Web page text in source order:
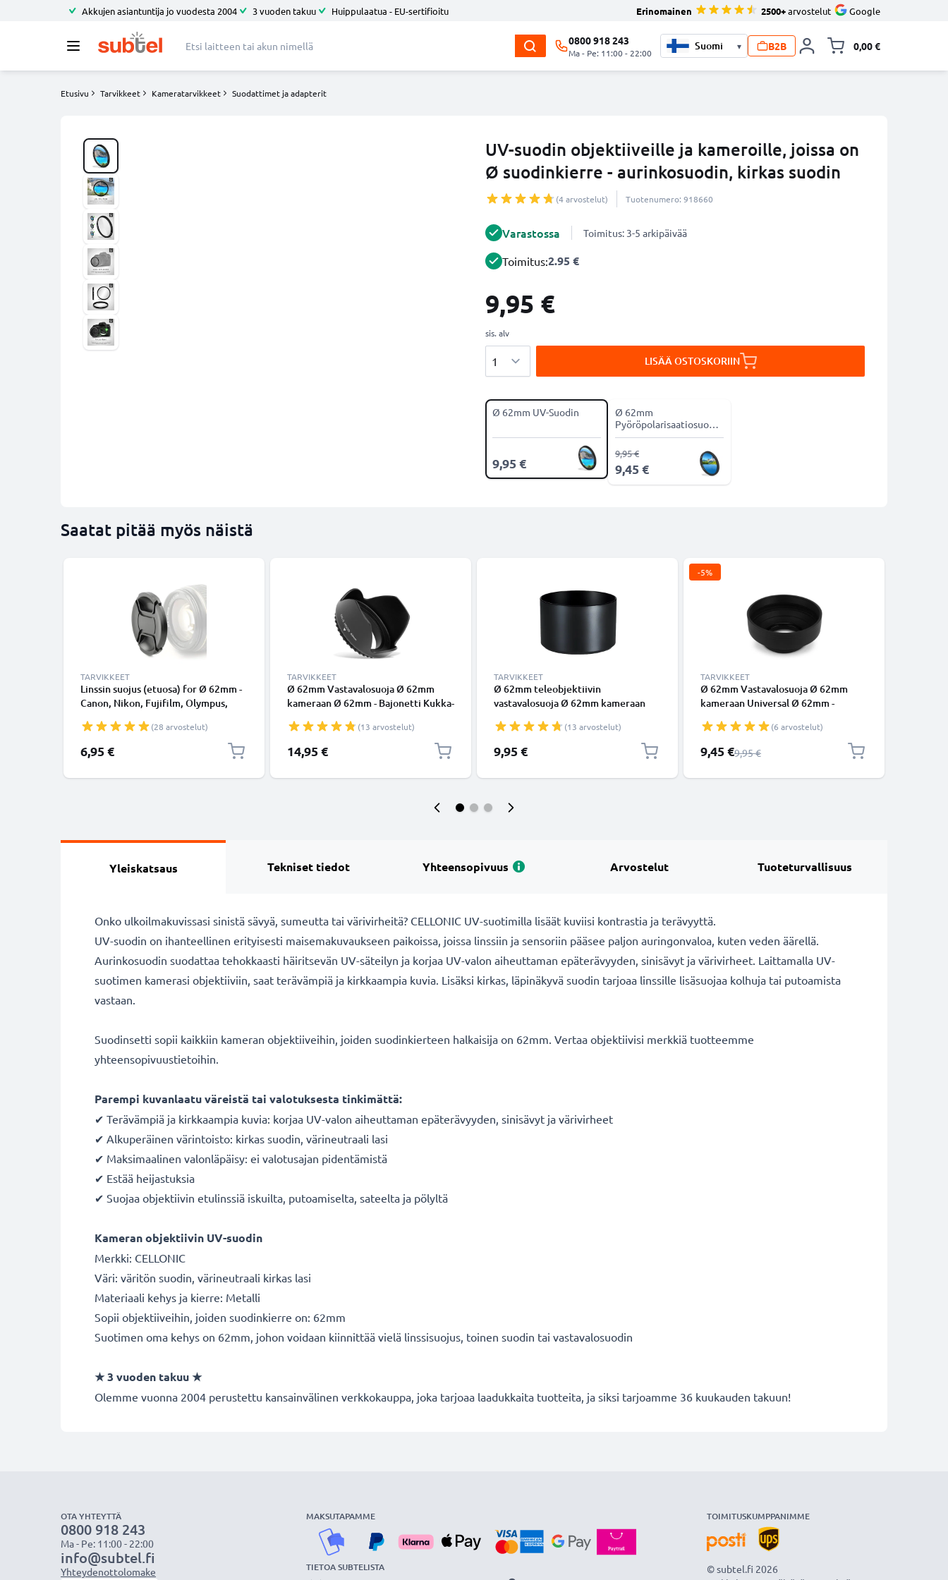
Akkujen asiantuntija jo vuodesta 2004 3 vuoden takuu Huippulaatua - EU-sertifioitu Erinomainen 2500+arvostelut Google
0800 918 243
Ma - Pe: 11:00 - 22:00
▾ B2B 0,00 €
Etusivu Tarvikkeet Kameratarvikkeet Suodattimet ja adapterit
UV-suodin objektiiveille ja kameroille, joissa on
Ø suodinkierre - aurinkosuodin, kirkas suodin
(4 arvostelut) Tuotenumero: 918660
Varastossa Toimitus: 3-5 arkipäivää
Toimitus:2.95 €
9,95 €
sis. alv
LISÄÄ OSTOSKORIIN
Ø 62mm UV-Suodin
9,95 €
Ø 62mm
Pyöröpolarisaatiosuodin
CPL-suodin
9,45 €
9,95 €
Saatat pitää myös näistä
TARVIKKEET
Linssin suojus (etuosa) for Ø 62mm -
Canon, Nikon, Fujifilm, Olympus,
Inside handle / Central Pinch Suojus
Kansi
(28 arvostelut)
6,95 €
TARVIKKEET
Ø 62mm Vastavalosuoja Ø 62mm
kameraan Ø 62mm - Bajonetti Kukka-
vastavalosuoja tuotemerkiltä
CELLONIC
(13 arvostelut)
14,95 €
TARVIKKEET
Ø 62mm teleobjektiivin
vastavalosuoja Ø 62mm kameraan
suodinkierteeseen kiinnitettävä
pyöreä vastavalosuoja tuotemerkiltä
CELLONIC
(13 arvostelut)
9,95 €
-5%
TARVIKKEET
Ø 62mm Vastavalosuoja Ø 62mm
kameraan Universal Ø 62mm -
pyöreä vastavalosuoja tuotemerkiltä
CELLONIC
(6 arvostelut)
Erikoishinta
9,45 €Normaali hinta
9,95 €
Yleiskatsaus Tekniset tiedot Yhteensopivuus Arvostelut Tuoteturvallisuus
Onko ulkoilmakuvissasi sinistä sävyä, sumeutta tai värivirheitä? CELLONIC UV-suotimilla lisäät kuviisi kontrastia ja terävyyttä.
UV-suodin on ihanteellinen erityisesti maisemakuvaukseen paikoissa, joissa linssiin ja sensoriin pääsee paljon auringonvaloa, kuten veden äärellä.
Aurinkosuodin suodattaa tehokkaasti häiritsevän UV-säteilyn ja korjaa UV-valon aiheuttaman epäterävyyden, sinisävyt ja värivirheet. Laittamalla UV-
suotimen kamerasi objektiiviin, saat terävämpiä ja kirkkaampia kuvia. Lisäksi kirkas, läpinäkyvä suodin tarjoaa linssille lisäsuojaa kolhuja tai putoamista
vastaan.
Suodinsetti sopii kaikkiin kameran objektiiveihin, joiden suodinkierteen halkaisija on 62mm. Vertaa objektiivisi merkkiä tuotteemme
yhteensopivuustietoihin.
Parempi kuvanlaatu väreistä tai valotuksesta tinkimättä:
✔ Terävämpiä ja kirkkaampia kuvia: korjaa UV-valon aiheuttaman epäterävyyden, sinisävyt ja värivirheet
✔ Alkuperäinen värintoisto: kirkas suodin, värineutraali lasi
✔ Maksimaalinen valonläpäisy: ei valotusajan pidentämistä
✔ Estää heijastuksia
✔ Suojaa objektiivin etulinssiä iskuilta, putoamiselta, sateelta ja pölyltä
Kameran objektiivin UV-suodin
Merkki: CELLONIC
Väri: väritön suodin, värineutraali kirkas lasi
Materiaali kehys ja kierre: Metalli
Sopii objektiiveihin, joiden suodinkierre on: 62mm
Suotimen oma kehys on 62mm, johon voidaan kiinnittää vielä linssisuojus, toinen suodin tai vastavalosuodin
★ 3 vuoden takuu ★
Olemme vuonna 2004 perustettu kansainvälinen verkkokauppa, joka tarjoaa laadukkaita tuotteita, ja siksi tarjoamme 36 kuukauden takuun!
OTA YHTEYTTÄ
0800 918 243
Ma - Pe: 11:00 - 22:00
info@subtel.fi
Yhteydenottolomake
MAKSUTAPAMME
TIETOA SUBTELISTA
TOIMITUSKUMPPANIMME
© subtel.fi 2026